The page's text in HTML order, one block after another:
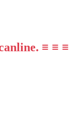
≡ ≡ ≡